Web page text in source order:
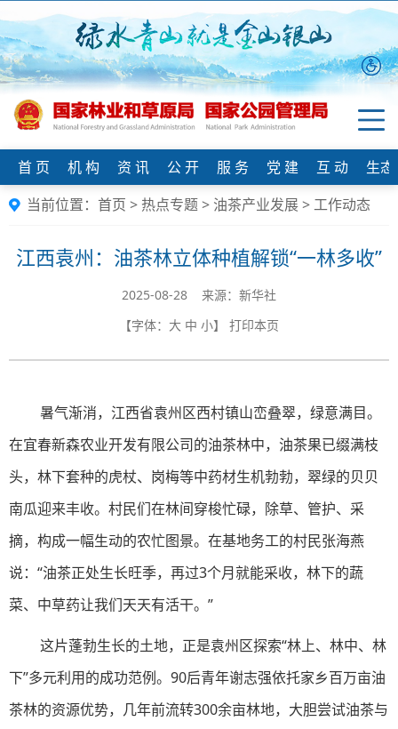
首 页 机 构 资 讯 公 开 服 务 党 建 互 动
生
当前位置： 首页 > 热点专题> 油茶产业发展>工作动态
江西袁州：油茶林立体种植解锁“一林多收”
2025-08-28 来源：新华社
【字体： 大 中 小】 打印本页
暑气渐消，江西省袁州区西村镇山峦叠翠，绿意满目。
在宜春新森农业开发有限公司的油茶林中，油茶果已缀满枝
头，林下套种的虎杖、岗梅等中药材生机勃勃，翠绿的贝贝
南瓜迎来丰收。村民们在林间穿梭忙碌，除草、管护、采
摘，构成一幅生动的农忙图景。在基地务工的村民张海燕
说：“油茶正处生长旺季，再过3个月就能采收，林下的蔬
菜、中草药让我们天天有活干。”
这片蓬勃生长的土地，正是袁州区探索“林上、林中、林
下”多元利用的成功范例。90后青年谢志强依托家乡百万亩油
茶林的资源优势，几年前流转300余亩林地，大胆尝试油茶与